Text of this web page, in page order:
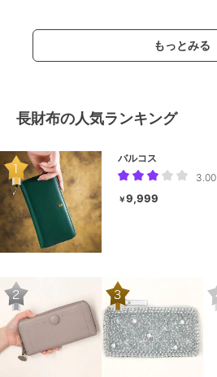
もっとみる
長財布の人気ランキング
バルコス
3.00
￥9,999